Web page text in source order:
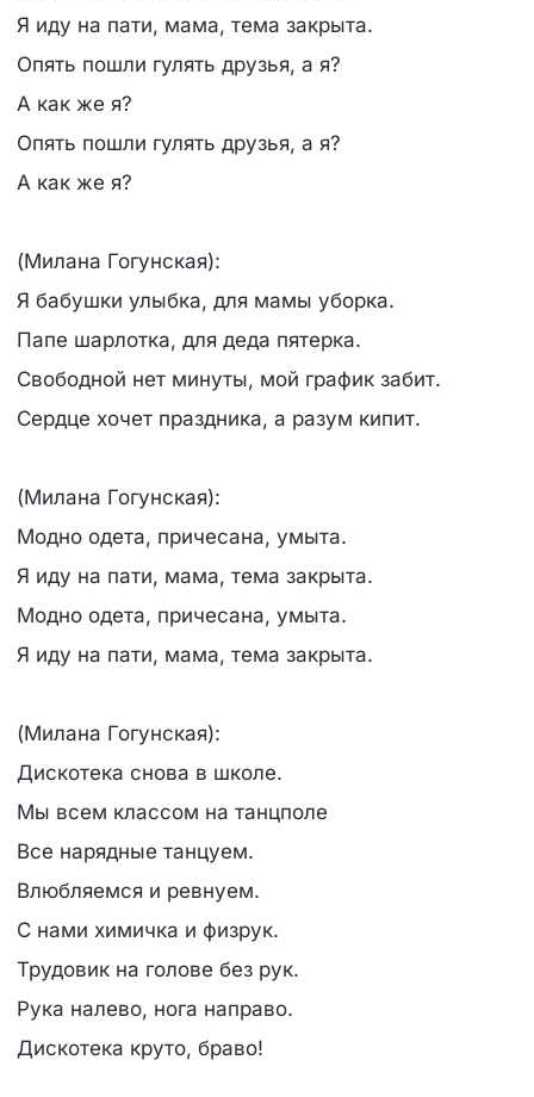
Я иду на пати, мама, тема закрыта.
Опять пошли гулять друзья, а я?
А как же я?
Опять пошли гулять друзья, а я?
А как же я?
(Милана Гогунская):
Я бабушки улыбка, для мамы уборка.
Папе шарлотка, для деда пятерка.
Свободной нет минуты, мой график забит.
Сердце хочет праздника, а разум кипит.
(Милана Гогунская):
Модно одета, причесана, умыта.
Я иду на пати, мама, тема закрыта.
Модно одета, причесана, умыта.
Я иду на пати, мама, тема закрыта.
(Милана Гогунская):
Дискотека снова в школе.
Мы всем классом на танцполе
Все нарядные танцуем.
Влюбляемся и ревнуем.
С нами химичка и физрук.
Трудовик на голове без рук.
Рука налево, нога направо.
Дискотека круто, браво!